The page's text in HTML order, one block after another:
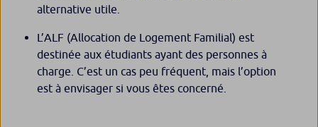
alternative utile.
L’ALF (Allocation de Logement Familial) est
destinée aux étudiants ayant des personnes à
charge. C’est un cas peu fréquent, mais l’option
est à envisager si vous êtes concerné.